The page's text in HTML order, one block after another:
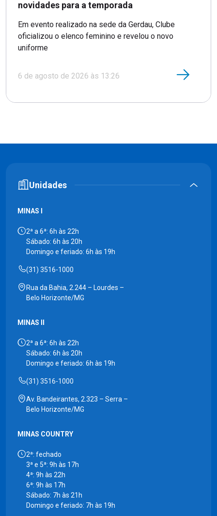
novidades para a temporada
Em evento realizado na sede da Gerdau, Clube
oficializou o elenco feminino e revelou o novo
uniforme
6 de agosto de 2026 às 13:26
Unidades
MINAS I
2ª a 6ª: 6h às 22h
Sábado: 6h às 20h
Domingo e feriado: 6h às 19h
(31) 3516-1000
Rua da Bahia, 2.244 – Lourdes –
Belo Horizonte/MG
MINAS II
2ª a 6ª: 6h às 22h
Sábado: 6h às 20h
Domingo e feriado: 6h às 19h
(31) 3516-1000
Av. Bandeirantes, 2.323 – Serra –
Belo Horizonte/MG
MINAS COUNTRY
2ª: fechado
3ª e 5ª: 9h às 17h
4ª: 9h às 22h
6ª: 9h às 17h
Sábado: 7h às 21h
Domingo e feriado: 7h às 19h